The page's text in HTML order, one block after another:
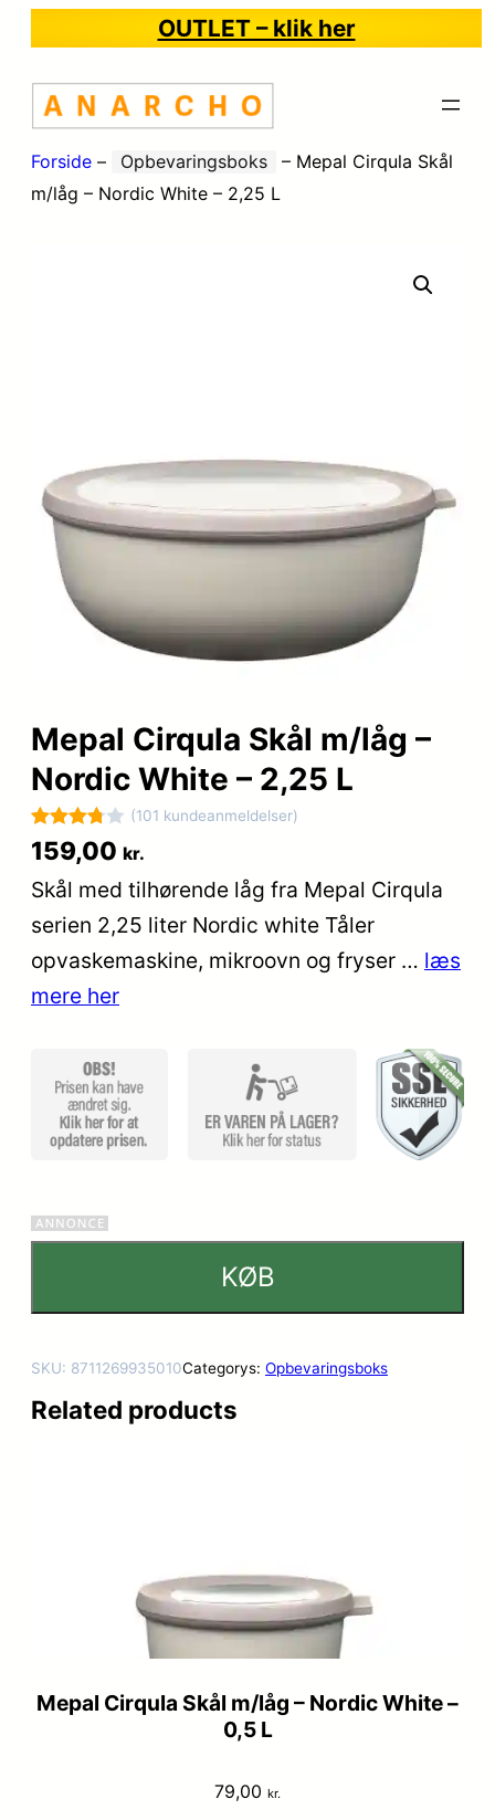
OUTLET – klik her
Forside – Opbevaringsboks – Mepal Cirqula Skål
m/låg – Nordic White – 2,25 L
Mepal Cirqula Skål m/låg –
Nordic White – 2,25 L
Bedømt
3.8ud af
5
101
kundebed
(101 kundeanmeldelser)
159,00 kr.
Skål med tilhørende låg fra Mepal Cirqula
serien 2,25 liter Nordic white Tåler
opvaskemaskine, mikroovn og fryser … læs
mere her
KØB
SKU: 8711269935010Categorys: Opbevaringsboks
Related products
Mepal Cirqula Skål m/låg – Nordic White –
0,5 L
79,00 kr.